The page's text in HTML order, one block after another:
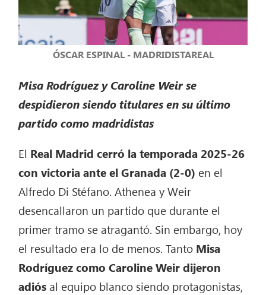
ÓSCAR ESPINAL - MADRIDISTAREAL
Misa Rodríguez y Caroline Weir se
despidieron siendo titulares en su último
partido como madridistas
El Real Madrid cerró la temporada 2025-26
con victoria ante el Granada (2-0) en el
Alfredo Di Stéfano. Athenea y Weir
desencallaron un partido que durante el
primer tramo se atragantó. Sin embargo, hoy
el resultado era lo de menos. Tanto Misa
Rodríguez como Caroline Weir dijeron
adiósal equipo blanco siendo protagonistas,